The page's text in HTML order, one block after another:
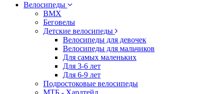
Велосипеды
BMX
Беговелы
Детские велосипеды
Велосипеды для девочек
Велосипеды для мальчиков
Для самых маленьких
Для 3-6 лет
Для 6-9 лет
Подростоковые велосипеды
МТБ - Хардтейл